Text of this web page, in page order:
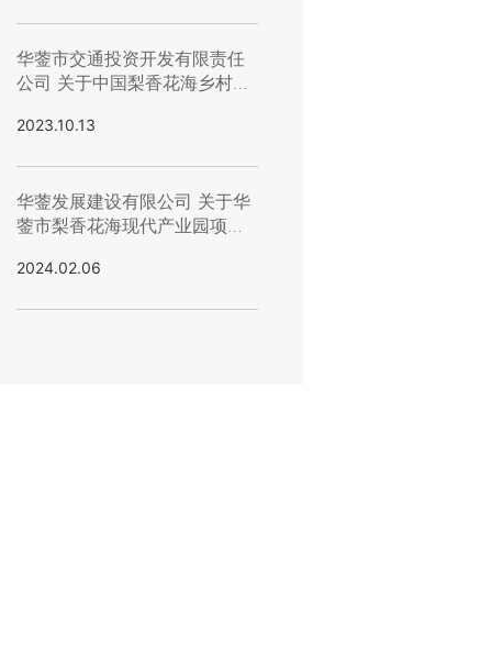
华蓥市交通投资开发有限责任
公司 关于中国梨香花海乡村田
工程）第二次招标结果的公示
2023.10.13
华蓥发展建设有限公司 关于华
蓥市梨香花海现代产业园项目-
施工询价结果公示
2024.02.06